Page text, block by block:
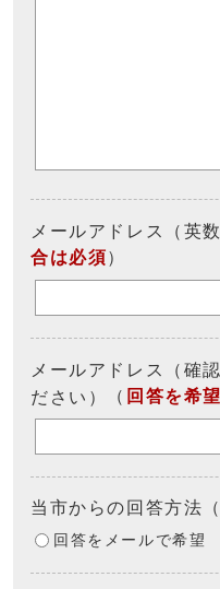
メールアドレス（英
合は必須）
メールアドレス（確
ださい）
（ 回答を希
当市からの回答方法 （
回答をメールで希望